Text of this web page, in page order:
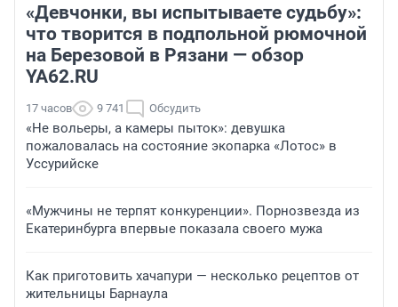
«Девчонки, вы испытываете судьбу»:
что творится в подпольной рюмочной
на Березовой в Рязани — обзор
YA62.RU
17 часов 9 741 Обсудить
«Не вольеры, а камеры пыток»: девушка
пожаловалась на состояние экопарка «Лотос» в
Уссурийске
«Мужчины не терпят конкуренции». Порнозвезда из
Екатеринбурга впервые показала своего мужа
Как приготовить хачапури — несколько рецептов от
жительницы Барнаула